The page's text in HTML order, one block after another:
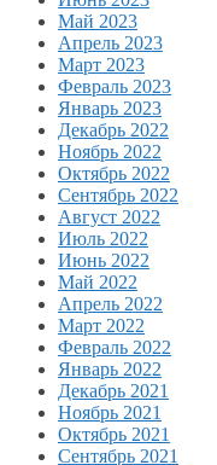
Май 2023
Апрель 2023
Март 2023
Февраль 2023
Январь 2023
Декабрь 2022
Ноябрь 2022
Октябрь 2022
Сентябрь 2022
Август 2022
Июль 2022
Июнь 2022
Май 2022
Апрель 2022
Март 2022
Февраль 2022
Январь 2022
Декабрь 2021
Ноябрь 2021
Октябрь 2021
Сентябрь 2021